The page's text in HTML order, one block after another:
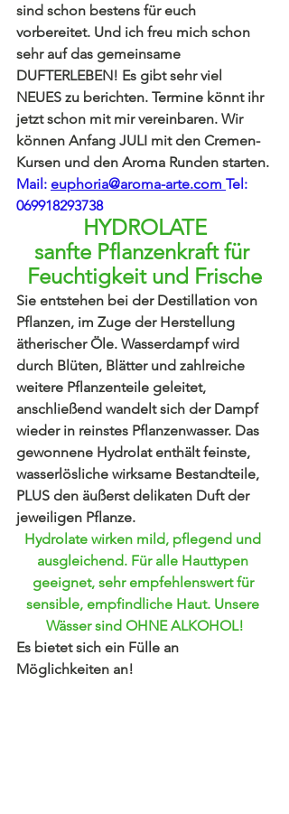
sind schon bestens für euch
vorbereitet. Und ich freu mich schon
sehr auf das gemeinsame
DUFTERLEBEN! Es gibt sehr viel
NEUES zu berichten. Termine könnt ihr
jetzt schon mit mir vereinbaren. Wir
können Anfang JULI mit den Cremen-
Kursen und den Aroma Runden starten.
Mail: euphoria@aroma-arte.com Tel:
069918293738
HYDROLATE
sanfte Pflanzenkraft für
Feuchtigkeit und Frische
Sie entstehen bei der Destillation von
Pflanzen, im Zuge der Herstellung
ätherischer Öle. Wasserdampf wird
durch Blüten, Blätter und zahlreiche
weitere Pflanzenteile geleitet,
anschließend wandelt sich der Dampf
wieder in reinstes Pflanzenwasser. Das
gewonnene Hydrolat enthält feinste,
wasserlösliche wirksame Bestandteile,
PLUS den äußerst delikaten Duft der
jeweiligen Pflanze.
Hydrolate wirken mild, pflegend und
ausgleichend. Für alle Hauttypen
geeignet, sehr empfehlenswert für
sensible, empfindliche Haut. Unsere
Wässer sind OHNE ALKOHOL!
Es bietet sich ein Fülle an
Möglichkeiten an!